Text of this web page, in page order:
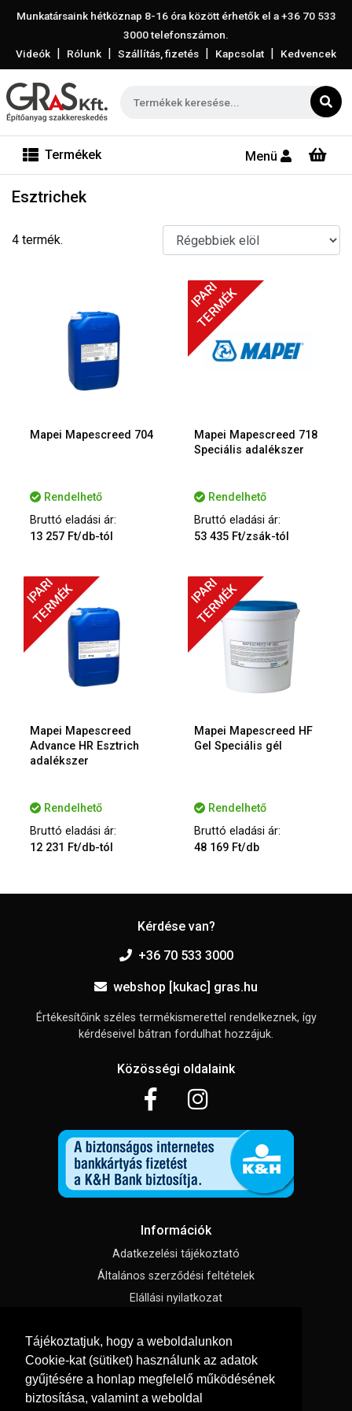
Tájékoztatjuk, hogy a weboldalunkon
Cookie-kat (sütiket) használunk az adatok
gyűjtésére a honlap megfelelő működésének
biztosítása, valamint a weboldal
Munkatársaink hétköznap 8-16 óra között érhetők el a+36 70 533
3000telefonszámon.
Videók | Rólunk | Szállítás, fizetés | Kapcsolat | Kedvencek
Termékek Menü
Esztrichek
4 termék.
Mapei Mapescreed 704
Rendelhető
Bruttó eladási ár:
13 257 Ft/db-tól
IPARI
TERMÉK
Mapei Mapescreed 718
Speciális adalékszer
Rendelhető
Bruttó eladási ár:
53 435 Ft/zsák-tól
IPARI
TERMÉK
Mapei Mapescreed
Advance HR Esztrich
adalékszer
Rendelhető
Bruttó eladási ár:
12 231 Ft/db-tól
IPARI
TERMÉK
Mapei Mapescreed HF
Gel Speciális gél
Rendelhető
Bruttó eladási ár:
48 169 Ft/db
Kérdése van?
+36 70 533 3000
webshop [kukac] gras.hu
Értékesítőink széles termékismerettel rendelkeznek, így
kérdéseivel bátran fordulhat hozzájuk.
Közösségi oldalaink
Információk
Adatkezelési tájékoztató
Általános szerződési feltételek
Elállási nyilatkozat
Süti beállítások
Menü